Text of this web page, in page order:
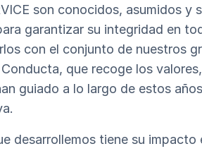
son conocidos, asumidos y
garantizar su integridad en
con el conjunto de nuestros
que recoge los
guiado a lo largo de estos
desarrollemos tiene su